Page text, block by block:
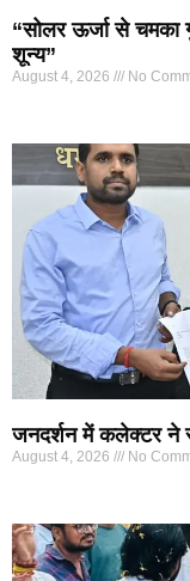
“सोलर ऊर्जा से चमका
शून्य”
August 4, 2026 No
जनदर्शन में कलेक्टर ने
August 4, 2026 No